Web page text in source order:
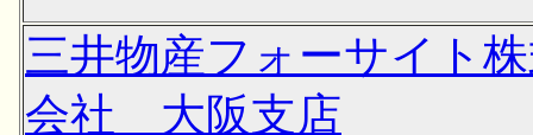
三井物産フォーサイト
会社 大阪支店